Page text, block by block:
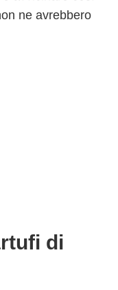
ne avrebbero
di